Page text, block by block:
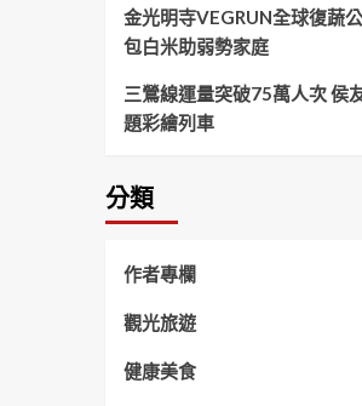
金光明寺VEGRUN全球復蔬
包白米助弱勢家庭
三鶯線運量突破75萬人次 侯
題彩繪列車
分類
作者專欄
觀光旅遊
健康美食